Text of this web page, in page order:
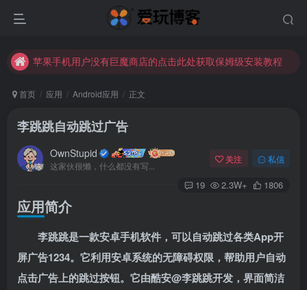
苹果手机用户没有巨魔商店的点击此处获取保姆级安装教程
苹果手机用户没有巨魔商店的点击此处获取保姆级安装教程
首页 应用 Android应用 正文
李跳跳自动跳过广告
OwnStupid
这家伙很懒，什么都没有写...
关注 私信
19 2.3W+ 1806
应用简介
李跳跳是一款安卓手机软件，可以自动跳过各类App开
屏广告1234。它利用安卓系统的无障碍权限，帮助用户自动
点击广告上的跳过按钮。它由酷安@李跳跳开发，界面简洁
扫码登录
使用